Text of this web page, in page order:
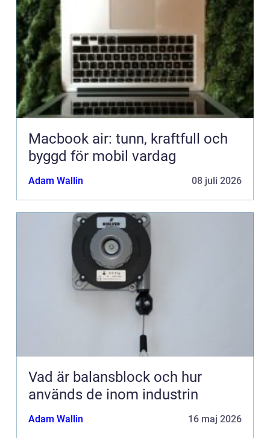
Macbook air: tunn, kraftfull och
byggd för mobil vardag
Adam Wallin 08 juli 2026
Vad är balansblock och hur
används de inom industrin
Adam Wallin 16 maj 2026